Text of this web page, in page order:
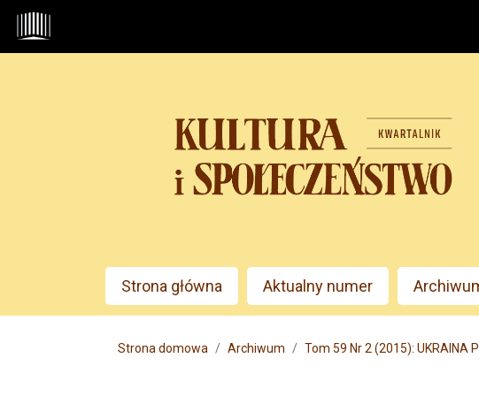
Przejdź do głównego menu
Przejdź do sekcji głównej
Przejdź do stopki
Admin menu
Main menu
Strona główna Aktualny numer
Strona domowa Archiwum Tom 59 Nr 2 (2015): UKRAINA